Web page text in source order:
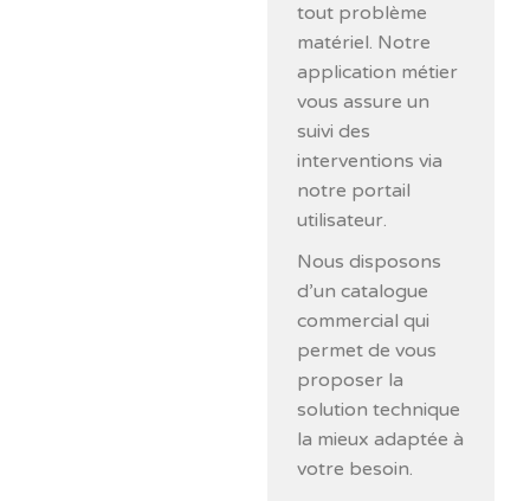
tout problème
matériel. Notre
application métier
vous assure un
suivi des
interventions via
notre portail
utilisateur.
Nous disposons
d’un catalogue
commercial qui
permet de vous
proposer la
solution technique
la mieux adaptée à
votre besoin.